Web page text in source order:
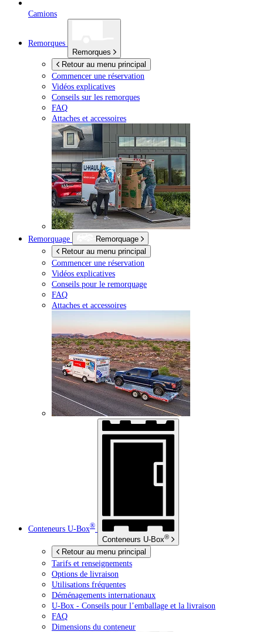
Camions
Remorques
Remorques
Retour au menu principal
Commencer une réservation
Vidéos explicatives
Conseils sur les remorques
FAQ
Attaches et accessoires
Remorquage
Remorquage
Retour au menu principal
Commencer une réservation
Vidéos explicatives
Conseils pour le remorquage
FAQ
Attaches et accessoires
Conteneurs U-Box®
Conteneurs U-Box®
Retour au menu principal
Tarifs et renseignements
Options de livraison
Utilisations fréquentes
Déménagements internationaux
U-Box - Conseils pour l’emballage et la livraison
FAQ
Dimensions du conteneur